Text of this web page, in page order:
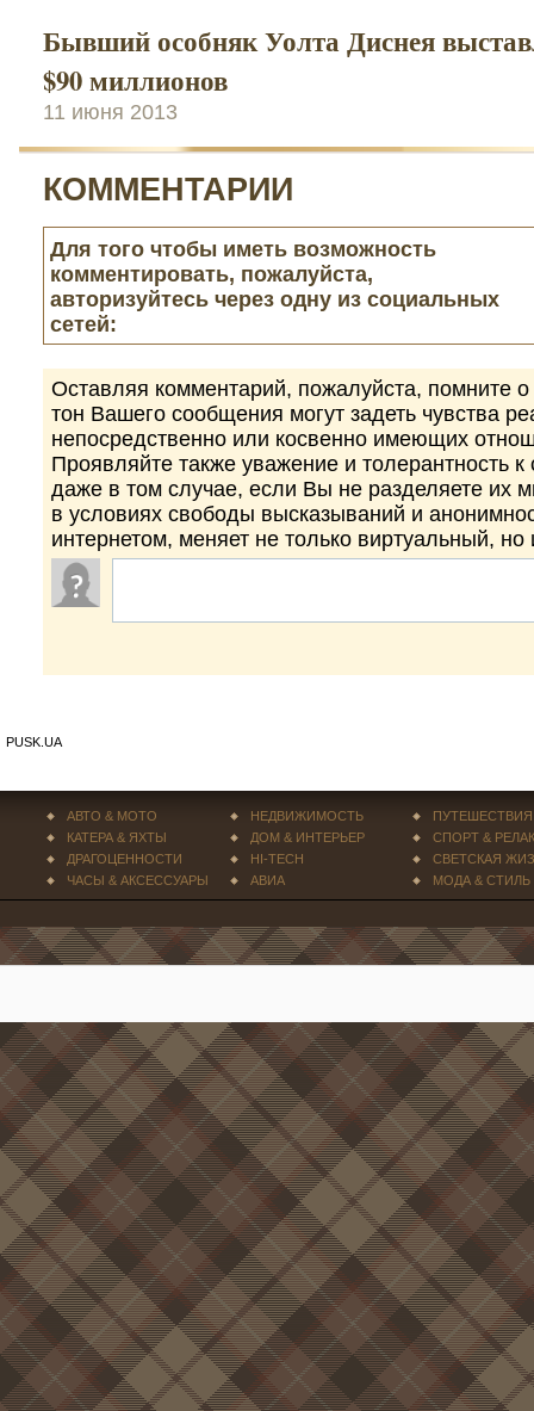
Бывший особняк Уолта Диснея
$90 миллионов
11 июня 2013
КОММЕНТАРИИ
Для того чтобы иметь возможность
комментировать, пожалуйста,
авторизуйтесь через одну из социальных
сетей:
Оставляя комментарий, пожалуйста, помните
тон Вашего сообщения могут задеть чувства
непосредственно или косвенно имеющих
Проявляйте также уважение и толерантность
даже в том случае, если Вы не разделяете их
в условиях свободы высказываний и
интернетом, меняет не только виртуальный,
PUSK.UA
АВТО & МОТО
КАТЕРА & ЯХТЫ
ДРАГОЦЕННОСТИ
ЧАСЫ & АКСЕССУАРЫ
НЕДВИЖИМОСТЬ
ДОМ & ИНТЕРЬЕР
HI-TECH
АВИА
ПУТЕШЕСТВИЯ
СПОРТ &
СВЕТСКАЯ
МОДА & СТИЛЬ